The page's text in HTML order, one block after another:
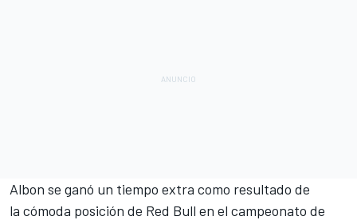
Albon se ganó un tiempo extra como resultado de
la cómoda posición de Red Bull en el campeonato de